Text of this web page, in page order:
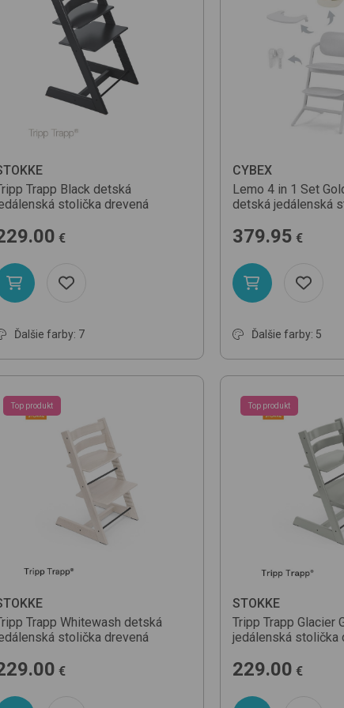
Trapp Black detská
stolička drevená
€
Ďalšie farby: 7
CYBEX
Lemo 4 in 1 Set
detská jedálenská
379.95 €
Ďalšie farby: 5
Top produkt
Trapp Whitewash detská
stolička drevená
€
Top produkt
STOKKE
Tripp Trapp Glacier
jedálenská stolička
229.00 €